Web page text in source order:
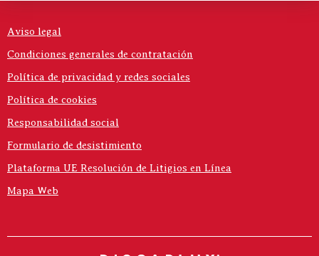
Aviso legal
Condiciones generales de contratación
Política de privacidad y redes sociales
Política de cookies
Responsabilidad social
Formulario de desistimiento
Plataforma UE Resolución de Litigios en Línea
Mapa Web